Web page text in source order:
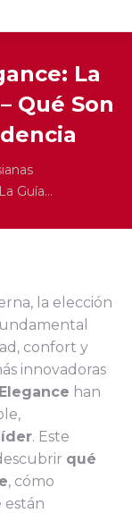
La
Qué Son
Guía…
la elección
confort y
innovadoras
han
. Este
qué
, cómo
están